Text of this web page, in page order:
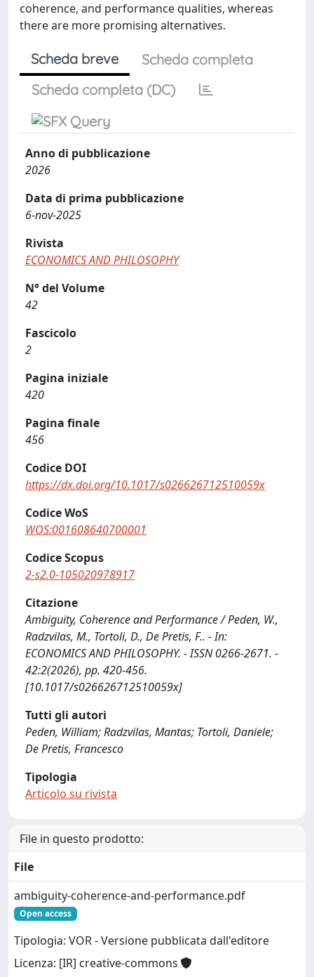
coherence, and performance qualities, whereas
there are more promising alternatives.
Scheda breve
Scheda completa
Scheda completa (DC)
Anno di pubblicazione
2026
Data di prima pubblicazione
6-nov-2025
Rivista
ECONOMICS AND PHILOSOPHY
N° del Volume
42
Fascicolo
2
Pagina iniziale
420
Pagina finale
456
Codice DOI
https://dx.doi.org/10.1017/s026626712510059x
Codice WoS
WOS:001608640700001
Codice Scopus
2-s2.0-105020978917
Citazione
Ambiguity, Coherence and Performance / Peden, W.,
Radzvilas, M., Tortoli, D., De Pretis, F.. - In:
ECONOMICS AND PHILOSOPHY. - ISSN 0266-2671. -
42:2(2026), pp. 420-456.
[10.1017/s026626712510059x]
Tutti gli autori
Peden, William; Radzvilas, Mantas; Tortoli, Daniele;
De Pretis, Francesco
Tipologia
Articolo su rivista
File in questo prodotto:
File
ambiguity-coherence-and-performance.pdf
Open access
Tipologia: VOR - Versione pubblicata dall'editore
Licenza: [IR] creative-commons